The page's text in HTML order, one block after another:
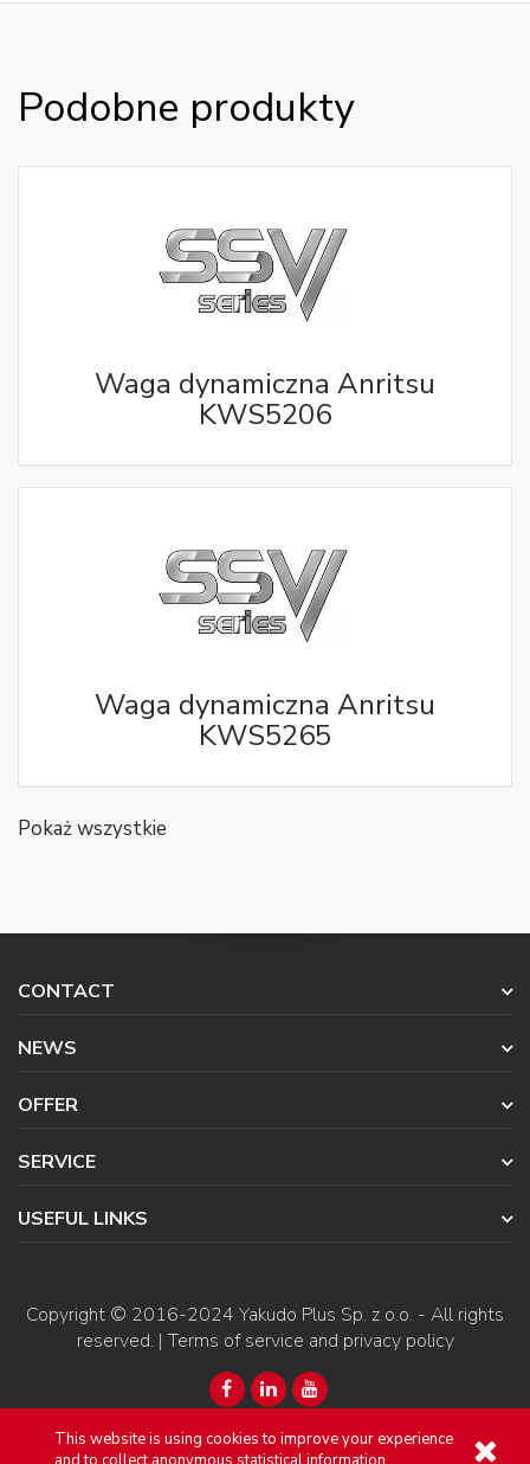
Podobne produkty
Waga dynamiczna Anritsu
KWS5206
Waga dynamiczna Anritsu
KWS5265
Pokaż wszystkie
This website is using cookies to improve your experience
CONTACT
NEWS
OFFER
SERVICE
USEFUL LINKS
Copyright © 2016-2024 Yakudo Plus Sp. z o.o. - All rights
reserved. |Terms of service and privacy policy